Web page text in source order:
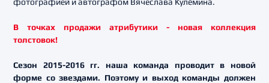
В точках продажи атрибутики - новая коллекция
толстовок!
Сезон 2015-2016 гг. наша команда проводит в новой
форме со звездами. Поэтому и выход команды должен